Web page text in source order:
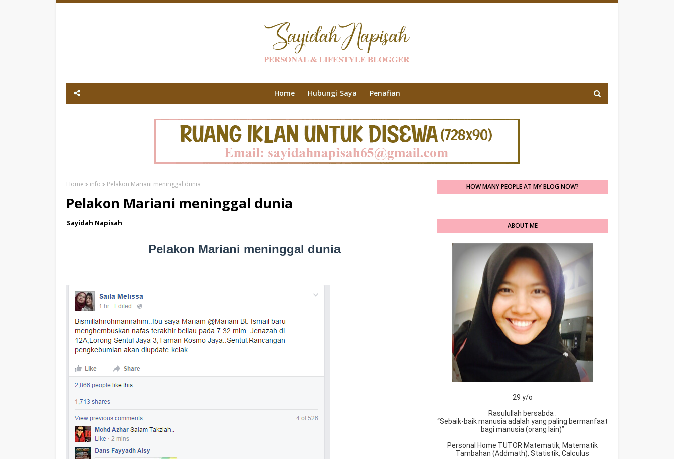
Home Hubungi Saya Penafian
Home info Pelakon Mariani meninggal dunia
Pelakon Mariani meninggal dunia
Sayidah Napisah
Pelakon Mariani meninggal dunia
HOW MANY PEOPLE AT MY BLOG NOW?
ABOUT ME
29 y/o
Rasulullah bersabda :
“Sebaik-baik manusia adalah yang paling bermanfaat
bagi manusia (orang lain)”
Personal Home TUTOR Matematik, Matematik
Tambahan (Addmath), Statistik, Calculus